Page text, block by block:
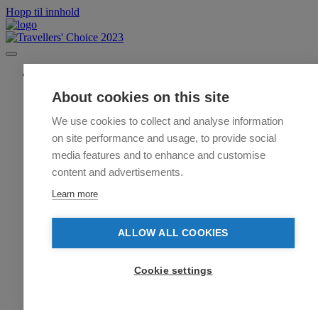
About cookies on this site
We use cookies to collect and analyse information
on site performance and usage, to provide social
media features and to enhance and customise
content and advertisements.
Learn more
ALLOW ALL COOKIES
Cookie settings
Hopp til innhold
Kjøp Billetter
Om Rafting
Familierafting
Klassisk Rafting
Sikkerhet
Om Juving
FULL ON Juving
Mountain Cart
Koselig Lavvo